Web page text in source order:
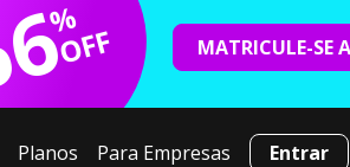
%
OFF MATRICULE-SE
Planos Para Empresas Entrar